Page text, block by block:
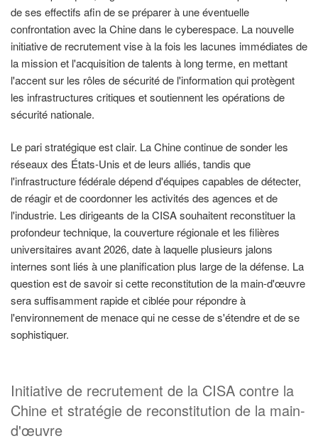
de ses effectifs afin de se préparer à une éventuelle
confrontation avec la Chine dans le cyberespace. La nouvelle
initiative de recrutement vise à la fois les lacunes immédiates de
la mission et l'acquisition de talents à long terme, en mettant
l'accent sur les rôles de sécurité de l'information qui protègent
les infrastructures critiques et soutiennent les opérations de
sécurité nationale.
Le pari stratégique est clair. La Chine continue de sonder les
réseaux des États-Unis et de leurs alliés, tandis que
l'infrastructure fédérale dépend d'équipes capables de détecter,
de réagir et de coordonner les activités des agences et de
l'industrie. Les dirigeants de la CISA souhaitent reconstituer la
profondeur technique, la couverture régionale et les filières
universitaires avant 2026, date à laquelle plusieurs jalons
internes sont liés à une planification plus large de la défense. La
question est de savoir si cette reconstitution de la main-d'œuvre
sera suffisamment rapide et ciblée pour répondre à
l'environnement de menace qui ne cesse de s'étendre et de se
sophistiquer.
Initiative de recrutement de la CISA contre la
Chine et stratégie de reconstitution de la main-
d'œuvre